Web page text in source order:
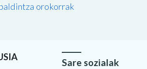
orokorrak
Sare sozialak